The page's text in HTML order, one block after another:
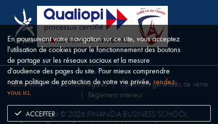
Copyright © 2026 FINANCIA BUSINESS SCHOOL.
Réclamation | Mentions légales | Conditions générales de vente
Règlement intérieur
En poursuivant votre navigation sur ce site, vous acceptez
l'utilisation de cookies pour le fonctionnement des boutons
de partage sur les réseaux sociaux et la mesure
d'audience des pages du site. Pour mieux comprendre
notre politique de protection de votre vie privée,rendez-
vous ici.
ACCEPTER